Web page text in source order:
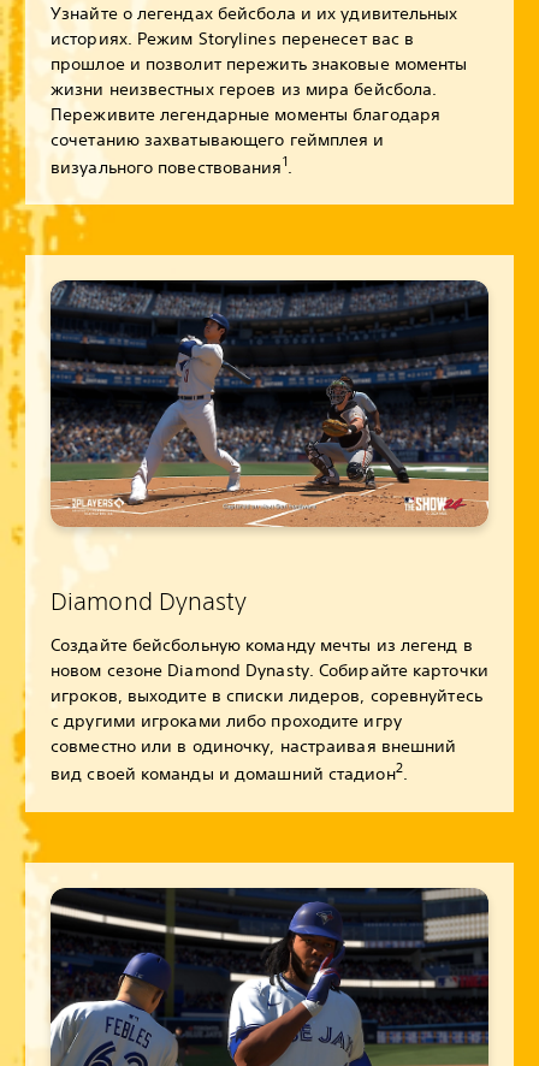
Узнайте о легендах бейсбола и их удивительных
историях. Режим Storylines перенесет вас в
прошлое и позволит пережить знаковые моменты
жизни неизвестных героев из мира бейсбола.
Переживите легендарные моменты благодаря
сочетанию захватывающего геймплея и
визуального повествования1.
Diamond Dynasty
Создайте бейсбольную команду мечты из легенд в
новом сезоне Diamond Dynasty. Собирайте карточки
игроков, выходите в списки лидеров, соревнуйтесь
с другими игроками либо проходите игру
совместно или в одиночку, настраивая внешний
вид своей команды и домашний стадион2.